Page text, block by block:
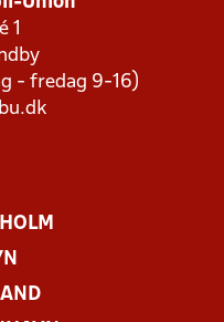
1
- fredag 9-16)